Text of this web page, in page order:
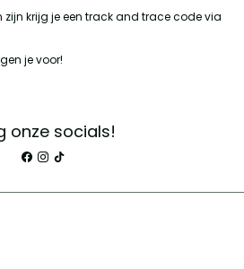
zijn krijg je een track and trace code via
je voor!
onze socials!